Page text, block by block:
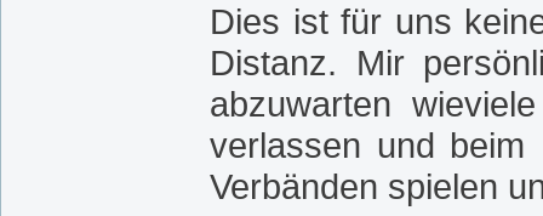
Dies ist für uns
Distanz. Mir
abzuwarten
verlassen und beim
Verbänden spielen